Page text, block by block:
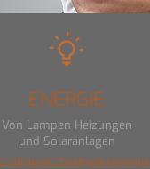
ENERGIE
Von Lampen Heizungen
und Solaranlagen
diybook.ch/ratgeber/energie